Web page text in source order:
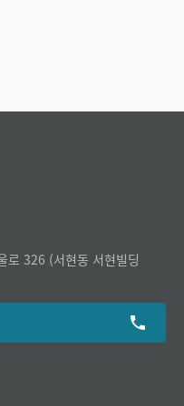
로 326 (서현동 서현빌딩